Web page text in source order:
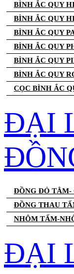
BÌNH ẮC QUY
BÌNH ẮC QUY
BÌNH ẮC QUY
BÌNH ẮC QUY
BÌNH ẮC QUY
BÌNH ẮC QUY
CỌC BÌNH ẮC
ĐẠI
ĐỒNG ĐỎ TÂM-
ĐỒNG THAU
NHÔM TẤM-
ĐẠI